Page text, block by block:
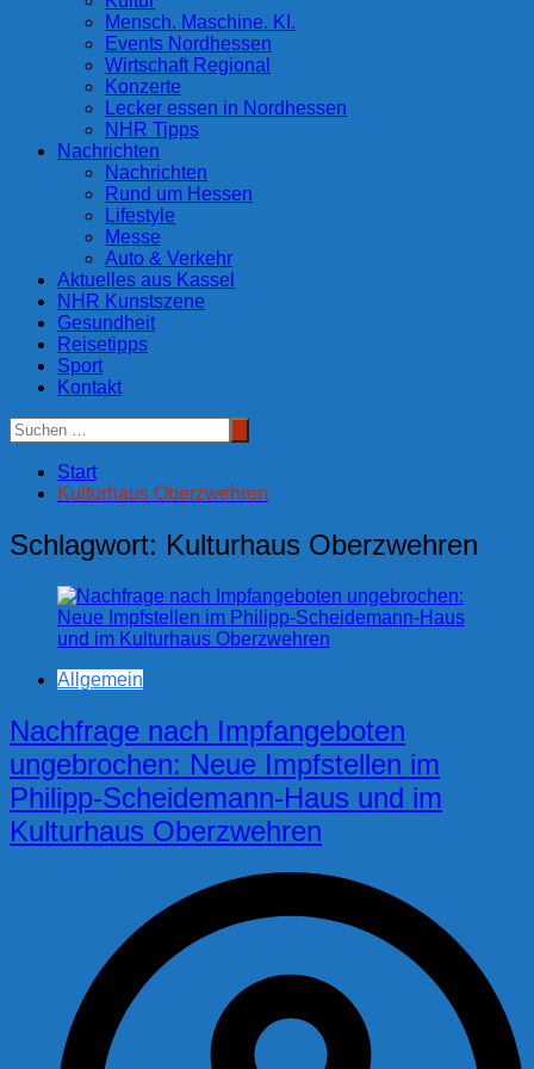
Mensch. Maschine. KI.
Events Nordhessen
Wirtschaft Regional
Konzerte
Lecker essen in Nordhessen
NHR Tipps
Nachrichten
Nachrichten
Rund um Hessen
Lifestyle
Messe
Auto & Verkehr
Aktuelles aus Kassel
NHR Kunstszene
Gesundheit
Reisetipps
Sport
Kontakt
Start
Kulturhaus Oberzwehren
Schlagwort: Kulturhaus Oberzwehren
Allgemein
Nachfrage nach Impfangeboten
ungebrochen: Neue Impfstellen im
Philipp-Scheidemann-Haus und im
Kulturhaus Oberzwehren